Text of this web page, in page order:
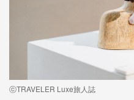
ⓒTRAVELER Luxe旅人誌